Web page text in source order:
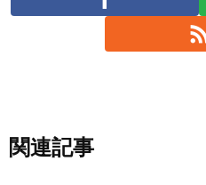
関連記事